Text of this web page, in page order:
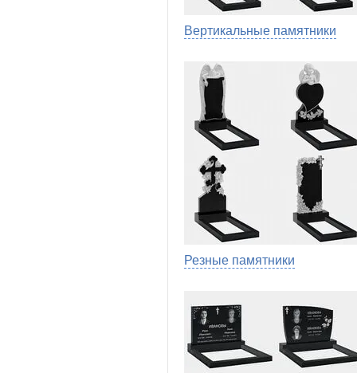
Вертикальные памятники
Резные памятники